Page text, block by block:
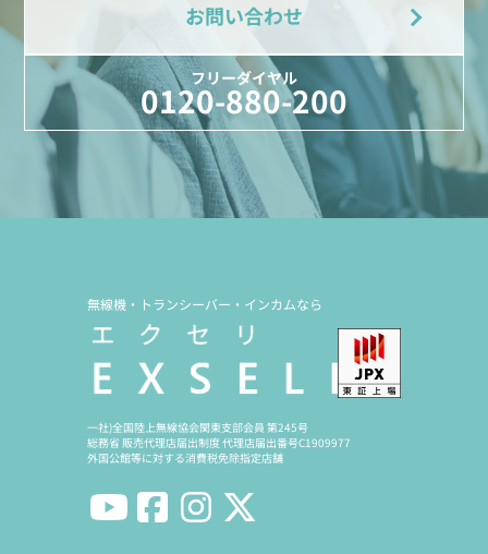
お問い合わせ
フリーダイヤル
0120-880-200
無線機・トランシーバー・インカムなら
一社)全国陸上無線協会関東支部会員 第245号
総務省 販売代理店届出制度 代理店届出番号C1909977
外国公館等に対する消費税免除指定店舗